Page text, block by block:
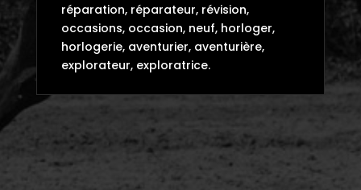
réparation, réparateur, révision,
occasions, occasion, neuf, horloger,
horlogerie, aventurier, aventurière,
explorateur, exploratrice.